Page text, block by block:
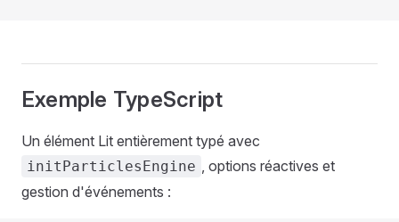
Exemple TypeScript
Un élément Lit entièrement typé avec
initParticlesEngine
, options réactives et
gestion d'événements :